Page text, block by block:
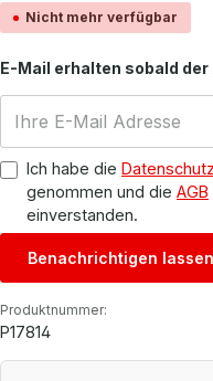
Nicht mehr verfügbar
E-Mail erhalten sobald
Ich habe die
genommen und die AGB
einverstanden.
Benachrichtigen lassen
Produktnummer:
P17814